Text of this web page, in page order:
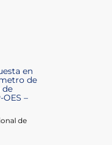
en
de
de
–
de